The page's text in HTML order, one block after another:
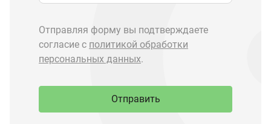
Запчасти Урал
Запчасти Камаз
Спецпредложения